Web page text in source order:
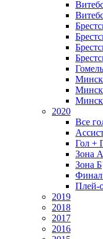
2020
Все
Гол +
Зона А
Зона Б
Плей-
2019
2018
2017
2016